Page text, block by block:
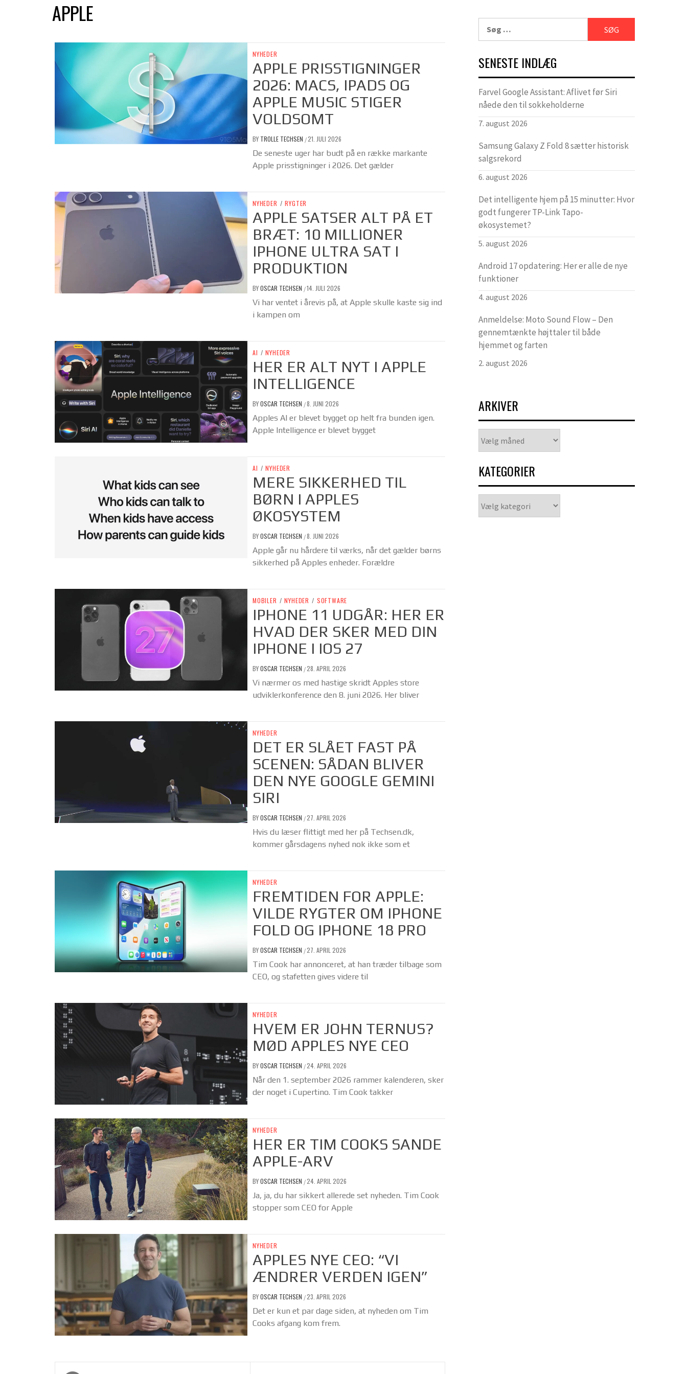
APPLE
NYHEDER
APPLE PRISSTIGNINGER
2026: MACS, IPADS OG
APPLE MUSIC STIGER
VOLDSOMT
BY TROLLE TECHSEN /21. JULI 2026
De seneste uger har budt på en række markante
Apple prisstigninger i 2026. Det gælder
NYHEDER / RYGTER
APPLE SATSER ALT PÅ ET
BRÆT: 10 MILLIONER
IPHONE ULTRA SAT I
PRODUKTION
BYOSCAR TECHSEN /14. JULI 2026
Vi har ventet i årevis på, at Apple skulle kaste sig ind
i kampen om
AI / NYHEDER
HER ER ALT NYT I APPLE
INTELLIGENCE
BYOSCAR TECHSEN /8. JUNI 2026
Apples AI er blevet bygget op helt fra bunden igen.
Apple Intelligence er blevet bygget
AI / NYHEDER
MERE SIKKERHED TIL
BØRN I APPLES
ØKOSYSTEM
BYOSCAR TECHSEN /8. JUNI 2026
Apple går nu hårdere til værks, når det gælder børns
sikkerhed på Apples enheder. Forældre
MOBILER / NYHEDER / SOFTWARE
IPHONE 11 UDGÅR: HER ER
HVAD DER SKER MED DIN
IPHONE I IOS 27
BYOSCAR TECHSEN /28. APRIL 2026
Vi nærmer os med hastige skridt Apples store
udviklerkonference den 8. juni 2026. Her bliver
NYHEDER
DET ER SLÅET FAST PÅ
SCENEN: SÅDAN BLIVER
DEN NYE GOOGLE GEMINI
SIRI
BYOSCAR TECHSEN /27. APRIL 2026
Hvis du læser flittigt med her på Techsen.dk,
kommer gårsdagens nyhed nok ikke som et
NYHEDER
FREMTIDEN FOR APPLE:
VILDE RYGTER OM IPHONE
FOLD OG IPHONE 18 PRO
BYOSCAR TECHSEN /27. APRIL 2026
Tim Cook har annonceret, at han træder tilbage som
CEO, og stafetten gives videre til
NYHEDER
HVEM ER JOHN TERNUS?
MØD APPLES NYE CEO
BYOSCAR TECHSEN /24. APRIL 2026
Når den 1. september 2026 rammer kalenderen, sker
der noget i Cupertino. Tim Cook takker
NYHEDER
HER ER TIM COOKS SANDE
APPLE-ARV
BYOSCAR TECHSEN /24. APRIL 2026
Ja, ja, du har sikkert allerede set nyheden. Tim Cook
stopper som CEO for Apple
NYHEDER
APPLES NYE CEO: “VI
ÆNDRER VERDEN IGEN”
BYOSCAR TECHSEN /23. APRIL 2026
Det er kun et par dage siden, at nyheden om Tim
Cooks afgang kom frem.
efter:
SENESTE INDLÆG
Farvel Google Assistant: Aflivet før Siri
nåede den til sokkeholderne
7. august 2026
Samsung Galaxy Z Fold 8 sætter historisk
salgsrekord
6. august 2026
Det intelligente hjem på 15 minutter: Hvor
godt fungerer TP-Link Tapo-
økosystemet?
5. august 2026
Android 17 opdatering: Her er alle de nye
funktioner
4. august 2026
Anmeldelse: Moto Sound Flow – Den
gennemtænkte højttaler til både
hjemmet og farten
2. august 2026
ARKIVER
KATEGORIER